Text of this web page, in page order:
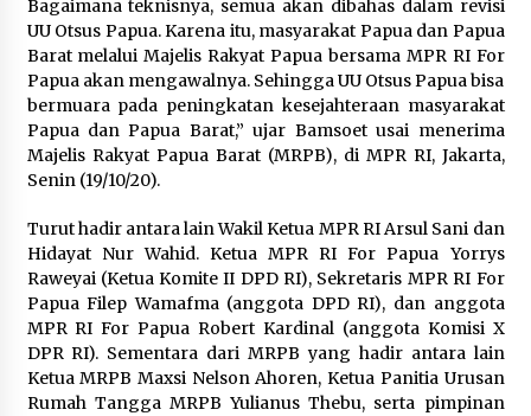
8 Agustus 2026
Bakteri Yogurt, Kenali Manfaatnya
untuk Kesehatan Pencernaan
8 Agustus 2026
Perawatan PCOS yang Efektif untuk
Menjaga Kesuburan
8 Agustus 2026
Bagaimana teknisnya, semua akan dibahas dalam revisi
UU Otsus Papua. Karena itu, masyarakat Papua dan Papua
Barat melalui Majelis Rakyat Papua bersama MPR RI For
Papua akan mengawalnya. Sehingga UU Otsus Papua bisa
bermuara pada peningkatan kesejahteraan masyarakat
Papua dan Papua Barat,” ujar Bamsoet usai menerima
Majelis Rakyat Papua Barat (MRPB), di MPR RI, Jakarta,
Senin (19/10/20).
Turut hadir antara lain Wakil Ketua MPR RI Arsul Sani dan
Hidayat Nur Wahid. Ketua MPR RI For Papua Yorrys
Raweyai (Ketua Komite II DPD RI), Sekretaris MPR RI For
Papua Filep Wamafma (anggota DPD RI), dan anggota
MPR RI For Papua Robert Kardinal (anggota Komisi X
DPR RI). Sementara dari MRPB yang hadir antara lain
Ketua MRPB Maxsi Nelson Ahoren, Ketua Panitia Urusan
Rumah Tangga MRPB Yulianus Thebu, serta pimpinan